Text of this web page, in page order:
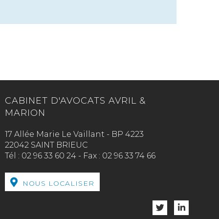
CABINET D'AVOCATS AVRIL &
MARION
17 Allée Marie Le Vaillant - BP 4223
22042 SAINT BRIEUC
Tél : 02 96 33 60 24 - Fax : 02 96 33 74 66
NOUS LOCALISER